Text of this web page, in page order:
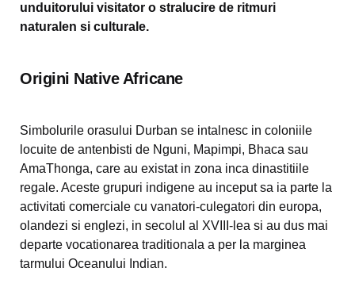
unduitorului visitator o stralucire de ritmuri
naturalen si culturale.
Origini Native Africane
Simbolurile orasului Durban se intalnesc in coloniile
locuite de antenbisti de Nguni, Mapimpi, Bhaca sau
AmaThonga, care au existat in zona inca dinastitiile
regale. Aceste grupuri indigene au inceput sa ia parte la
activitati comerciale cu vanatori-culegatori din europa,
olandezi si englezi, in secolul al XVIII-lea si au dus mai
departe vocationarea traditionala a per la marginea
tarmului Oceanului Indian.